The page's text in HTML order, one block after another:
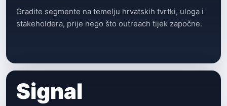
Gradite segmente na temelju hrvatskih tvrtki, uloga i
stakeholdera, prije nego što outreach tijek započne.
Signal